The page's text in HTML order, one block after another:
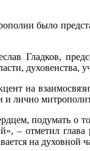
было
Гладков,
на
лично
подумать
– отметил
на духовной